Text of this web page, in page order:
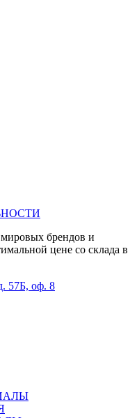
брендов и
цене со склада в
57Б, оф. 8